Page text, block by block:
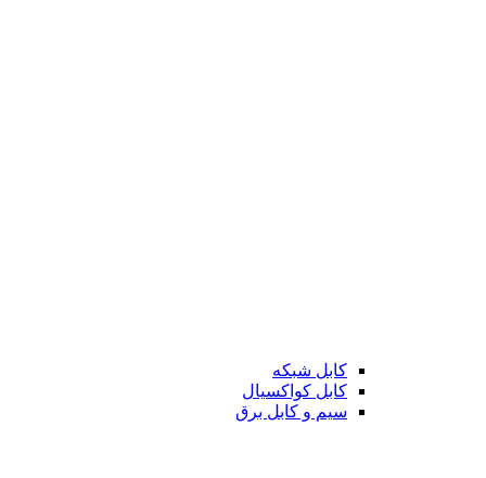
کابل شبکه
کابل کواکسیال
سیم و کابل برق